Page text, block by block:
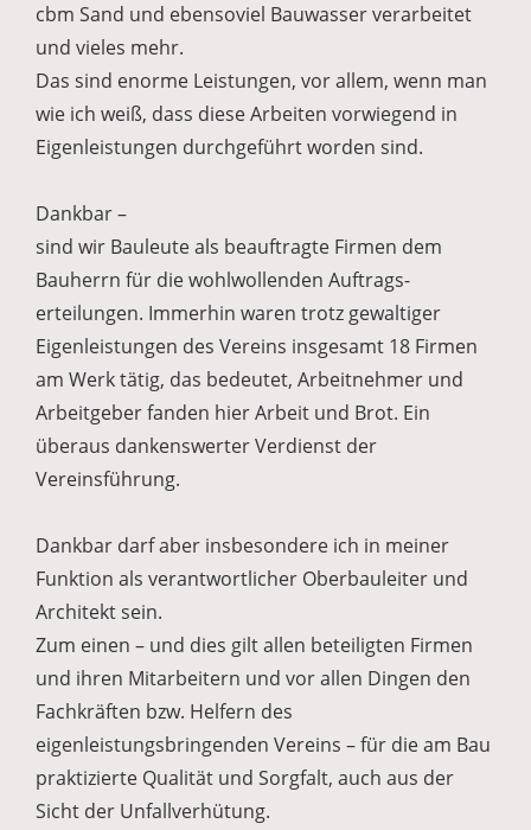
cbm Sand und ebensoviel Bauwasser verarbeitet
und vieles mehr.
Das sind enorme Leistungen, vor allem, wenn man
wie ich weiß, dass diese Arbeiten vorwiegend in
Eigenleistungen durchgeführt worden sind.
Dankbar –
sind wir Bauleute als beauftragte Firmen dem
Bauherrn für die wohlwollenden Auftrags-
erteilungen. Immerhin waren trotz gewaltiger
Eigenleistungen des Vereins insgesamt 18 Firmen
am Werk tätig, das bedeutet, Arbeitnehmer und
Arbeitgeber fanden hier Arbeit und Brot. Ein
überaus dankenswerter Verdienst der
Vereinsführung.
Dankbar darf aber insbesondere ich in meiner
Funktion als verantwortlicher Oberbauleiter und
Architekt sein.
Zum einen – und dies gilt allen beteiligten Firmen
und ihren Mitarbeitern und vor allen Dingen den
Fachkräften bzw. Helfern des
eigenleistungsbringenden Vereins – für die am Bau
praktizierte Qualität und Sorgfalt, auch aus der
Sicht der Unfallverhütung.